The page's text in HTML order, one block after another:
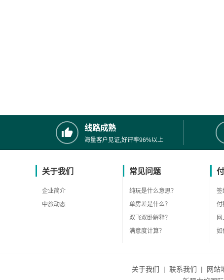
线路成熟
海量客户见证,好评率96%以上
关于我们
企业简介
中旅动态
常见问题
纯玩是什么意思？
单房差是什么？
双飞双卧解释？
满意度计算？
签
付
网
如
关于我们 | 联系我们 | 网站